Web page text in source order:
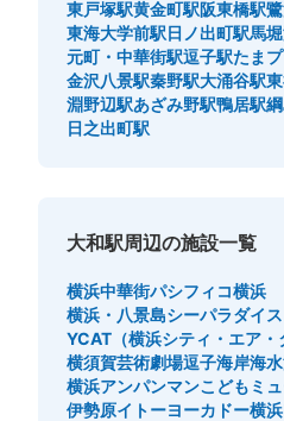
東戸塚駅黄金町駅阪東橋駅
東海大学前駅日ノ出町駅馬
元町・中華街駅逗子駅たま
金沢八景駅秦野駅大涌谷駅
淵野辺駅あざみ野駅鴨居駅
日之出町駅
大和駅周辺の施設一覧
横浜中華街パシフィコ横浜
横浜・八景島シーパラダイス
YCAT（横浜シティ・エア・
横須賀芸術劇場逗子海岸海
横浜アンパンマンこどもミ
伊勢原イトーヨーカドー横